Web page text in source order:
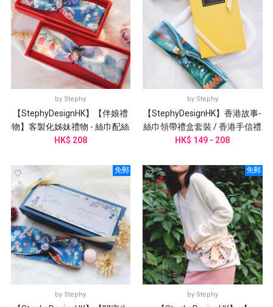
by Stephy
【StephyDesignHK】【伴娘禮
物】客製化姊妹禮物 - 絲巾配絲
巾扣 /婚禮姊妹團邀請
HK$ 208
by Stephy
【StephyDesignHK】香港故事-
絲巾領帶禮盒套裝 / 香港手信禮
物
HK$ 149 - 208
免郵
by Stephy
免郵
by Stephy